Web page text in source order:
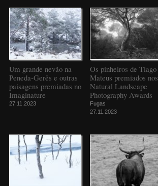
Um grande nevão na
Peneda-Gerês e outras
paisagens premiadas no
Imaginature
27.11.2023
Os pinheiros de Tiago
Mateus premiados nos
Natural Landscape
Photography Awards
Fugas
27.11.2023